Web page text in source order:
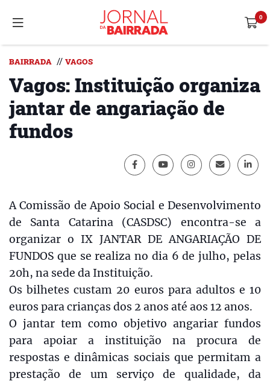
BAIRRADA // VAGOS
Vagos: Instituição organiza
jantar de angariação de
fundos
A Comissão de Apoio Social e Desenvolvimento
de Santa Catarina (CASDSC) encontra-se a
organizar o IX JANTAR DE ANGARIAÇÃO DE
FUNDOS que se realiza no dia 6 de julho, pelas
20h, na sede da Instituição.
Os bilhetes custam 20 euros para adultos e 10
euros para crianças dos 2 anos até aos 12 anos.
O jantar tem como objetivo angariar fundos
para apoiar a instituição na procura de
respostas e dinâmicas sociais que permitam a
prestação de um serviço de qualidade, da